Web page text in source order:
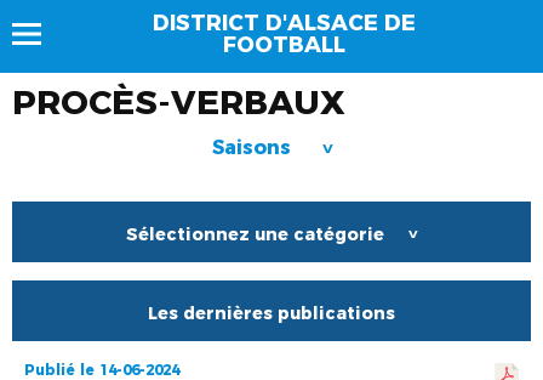
DISTRICT D'ALSACE DE
FOOTBALL
PROCÈS-VERBAUX
Saisons >
Sélectionnez une catégorie >
Les dernières publications
Publié le 14-06-2024